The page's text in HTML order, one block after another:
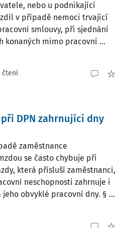
nebo u podnikající
v případě nemoci trvající
smlouvy, při sjednání
konaných mimo pracovní ...
čtení
DPN zahrnující dny
zaměstnance
se často chybuje při
která přísluší zaměstnanci,
neschopnosti zahrnuje i
obvyklé pracovní dny. § ...